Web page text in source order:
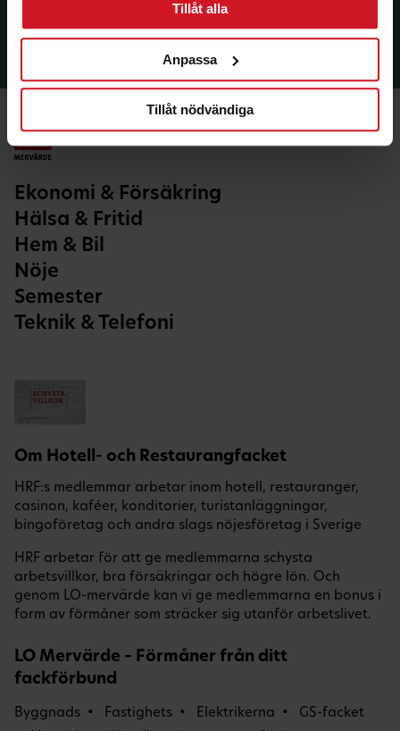
Tillåt alla
Anpassa
Tillåt nödvändiga
Ekonomi & Försäkring
Hälsa & Fritid
Hem & Bil
Nöje
Semester
Teknik & Telefoni
Om Hotell- och Restaurangfacket
HRF:s medlemmar arbetar inom hotell, restauranger,
casinon, kaféer, konditorier, turistanläggningar,
bingoföretag och andra slags nöjesföretag i Sverige
HRF arbetar för att ge medlemmarna schysta
arbetsvillkor, bra försäkringar och högre lön. Och
genom LO-mervärde kan vi ge medlemmarna en bonus i
form av förmåner som sträcker sig utanför arbetslivet.
LO Mervärde – Förmåner från ditt
fackförbund
Byggnads Fastighets Elektrikerna
GS-facket